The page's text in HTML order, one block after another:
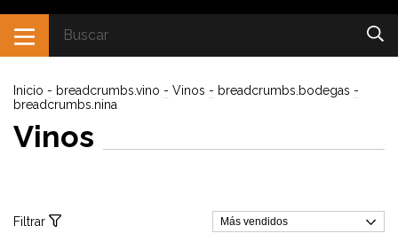
Inicio - breadcrumbs.vino - Vinos - breadcrumbs.bodegas -
breadcrumbs.nina
Vinos
Filtrar